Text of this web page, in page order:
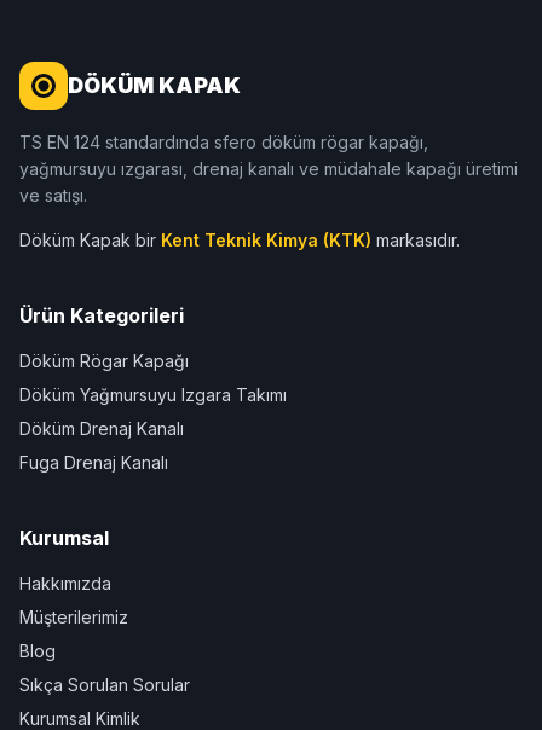
DÖKÜM KAPAK
TS EN 124 standardında sfero döküm rögar kapağı,
yağmursuyu ızgarası, drenaj kanalı ve müdahale kapağı üretimi
ve satışı.
Döküm Kapak bir Kent Teknik Kimya (KTK) markasıdır.
Ürün Kategorileri
Döküm Rögar Kapağı
Döküm Yağmursuyu Izgara Takımı
Döküm Drenaj Kanalı
Fuga Drenaj Kanalı
Kurumsal
Hakkımızda
Müşterilerimiz
Blog
Sıkça Sorulan Sorular
Kurumsal Kimlik